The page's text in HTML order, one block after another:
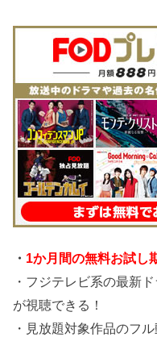
・ 1か月間の無料お試し
・フジテレビ系の最新
が視聴できる！
・見放題対象作品のフ